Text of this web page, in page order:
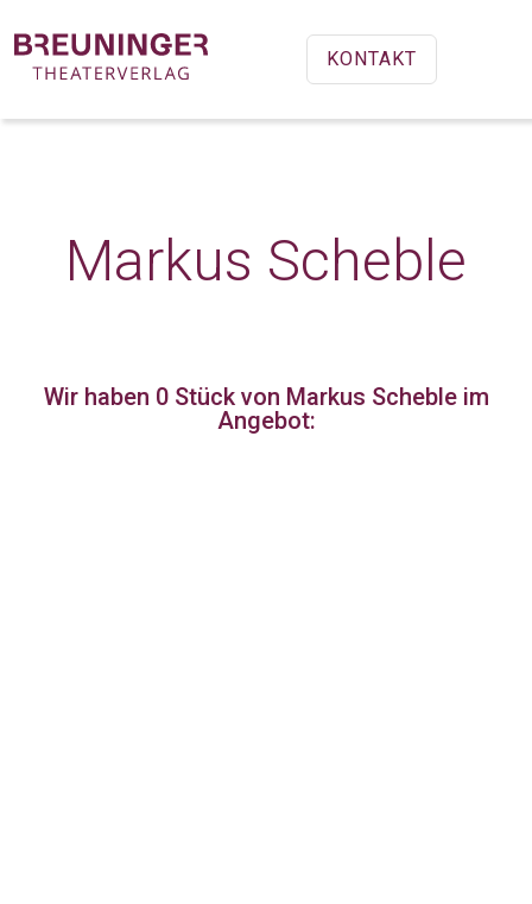
KONTAKT
Markus Scheble
Wir haben 0 Stückvon Markus Scheble im
Angebot: